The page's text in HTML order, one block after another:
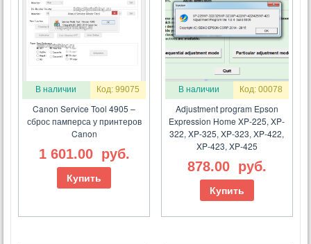
В наличии Код: 99075
Canon Service Tool 4905 –
сброс памперса у принтеров
Canon
1 601.00 руб.
Купить
В наличии Код: 00078
Adjustment program Epson
Expression Home XP-225, XP-
322, XP-325, XP-323, XP-422,
XP-423, XP-425
878.00 руб.
Купить